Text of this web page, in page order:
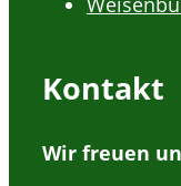
Kontakt
Wir freuen